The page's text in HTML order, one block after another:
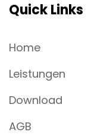
Quick Links
Home
Leistungen
Download
AGB